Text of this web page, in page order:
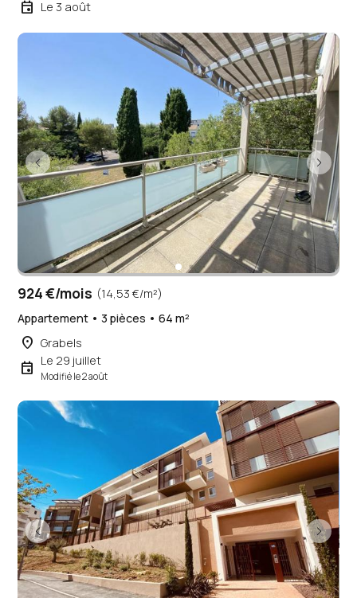
event Le 3 août
924 €/mois (14,53 €/m²)
Appartement • 3 pièces • 64 m²
place Grabels
event Le 29 juillet
Modifié le 2 août